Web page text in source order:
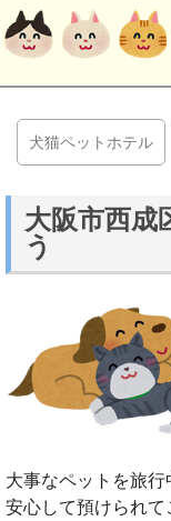
犬猫ペットホテル
大阪市西成
う
大事なペットを旅行
安心して預けられ